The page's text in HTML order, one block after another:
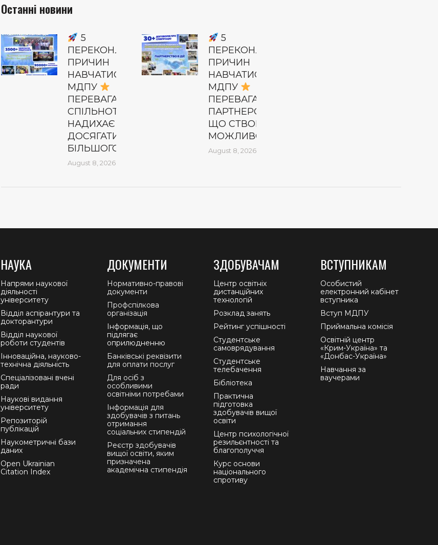
Останні новини
5
ПЕРЕКОНЛИВИХ
ПРИЧИН
НАВЧАТИСЯ В
МДПУ
ПЕРЕВАГА №4.
СПІЛЬНОТА, ЯКА
НАДИХАЄ
ДОСЯГАТИ
БІЛЬШОГО
August 8, 2026
5
ПЕРЕКОНЛИВИХ
ПРИЧИН
НАВЧАТИСЯ В
МДПУ
ПЕРЕВАГА №5.
ПАРТНЕРСТВО,
ЩО СТВОРЮЄ
МОЖЛИВОСТІ
August 8, 2026
НАУКА
Напрями наукової
діяльності
університету
Відділ аспірантури та
докторантури
Відділ наукової
роботи студентів
Інноваційна, науково-
технічна діяльність
Спеціалізовані вчені
ради
Наукові видання
університету
Репозиторій
публікацій
Наукометричні бази
даних
Open Ukrainian
Citation Index
ДОКУМЕНТИ
Нормативно-правові
документи
Профспілкова
організація
Інформація, що
підлягає
оприлюдненню
Банківські реквізити
для оплати послуг
Для осіб з
особливими
освітніми потребами
Інформація для
здобувачів з питань
отримання
соціальних стипендій
Реєстр здобувачів
вищої освіти, яким
призначена
академічна стипендія
ЗДОБУВАЧАМ
Центр освітніх
дистанційних
технологій
Розклад занять
Рейтинг успішності
Студентське
самоврядування
Студентське
телебачення
Бібліотека
Практична
підготовка
здобувачів вищої
освіти
Центр психологічної
резильєнтності та
благополуччя
Курс основи
національного
спротиву
ВСТУПНИКАМ
Особистий
електронний кабінет
вступника
Вступ МДПУ
Приймальна комісія
Освітній центр
«Крим-Україна» та
«Донбас-Україна»
Навчання за
ваучерами